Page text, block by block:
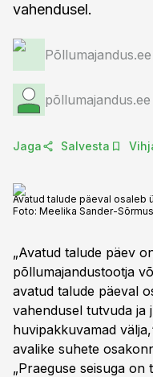
vahendusel.
Põllumajandus.ee
põllumajandus.ee
Jaga Salvesta
Avatud talude päeval osaleb
Foto: Meelika Sander-Sõrmus
„Avatud talude päev
põllumajandustootja
avatud talude päeval
vahendusel tutvuda ja
huvipakkuvamad
avalike suhete
„Praeguse seisuga